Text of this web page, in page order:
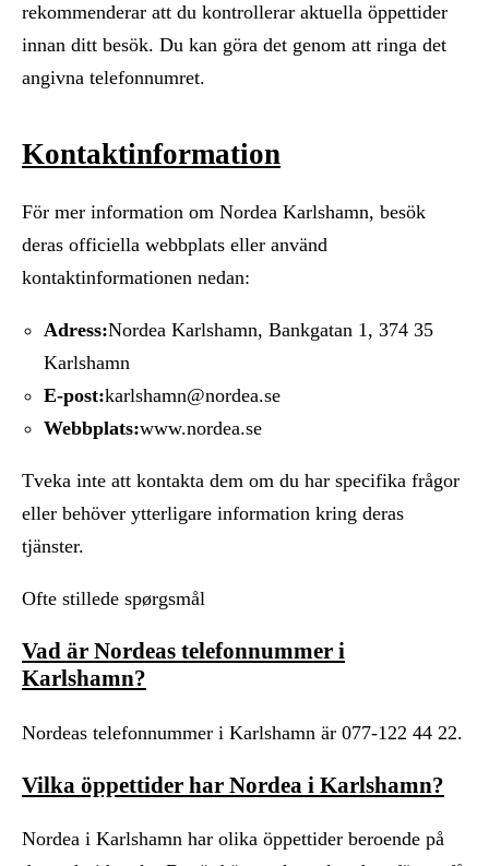
rekommenderar att du kontrollerar aktuella öppettider
innan ditt besök. Du kan göra det genom att ringa det
angivna telefonnumret.
Kontaktinformation
För mer information om Nordea Karlshamn, besök
deras officiella webbplats eller använd
kontaktinformationen nedan:
Adress:Nordea Karlshamn, Bankgatan 1, 374 35
Karlshamn
E-post:karlshamn@nordea.se
Webbplats:www.nordea.se
Tveka inte att kontakta dem om du har specifika frågor
eller behöver ytterligare information kring deras
tjänster.
Ofte stillede spørgsmål
Vad är Nordeas telefonnummer i
Karlshamn?
Nordeas telefonnummer i Karlshamn är 077-122 44 22.
Vilka öppettider har Nordea i Karlshamn?
Nordea i Karlshamn har olika öppettider beroende på